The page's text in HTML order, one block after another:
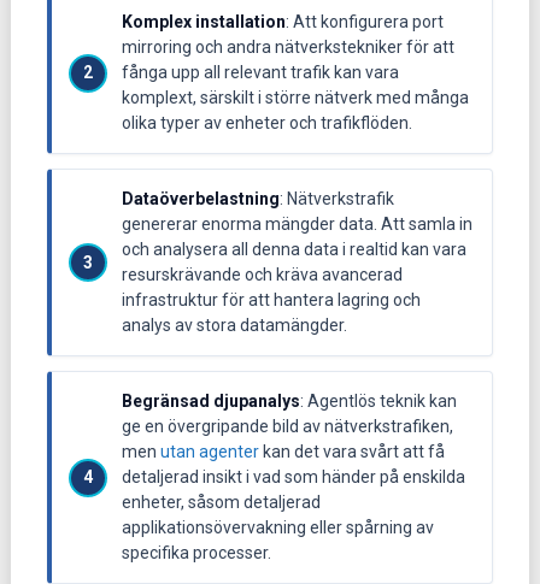
Komplex installation: Att konfigurera port
mirroring och andra nätverkstekniker för att
fånga upp all relevant trafik kan vara
komplext, särskilt i större nätverk med många
olika typer av enheter och trafikflöden.
Dataöverbelastning: Nätverkstrafik
genererar enorma mängder data. Att samla in
och analysera all denna data i realtid kan vara
resurskrävande och kräva avancerad
infrastruktur för att hantera lagring och
analys av stora datamängder.
Begränsad djupanalys: Agentlös teknik kan
ge en övergripande bild av nätverkstrafiken,
men utan agenterkan det vara svårt att få
detaljerad insikt i vad som händer på enskilda
enheter, såsom detaljerad
applikationsövervakning eller spårning av
specifika processer.